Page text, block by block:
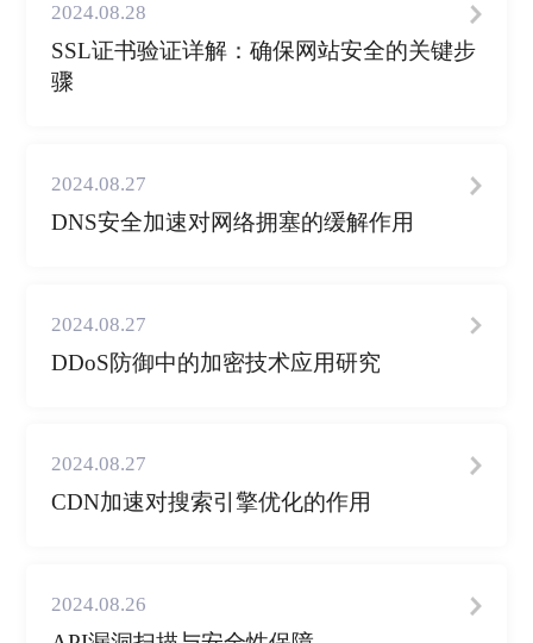
2024.08.28
SSL证书验证详解：确保网站安全的关键步
骤
2024.08.27
DNS安全加速对网络拥塞的缓解作用
2024.08.27
DDoS防御中的加密技术应用研究
2024.08.27
CDN加速对搜索引擎优化的作用
2024.08.26